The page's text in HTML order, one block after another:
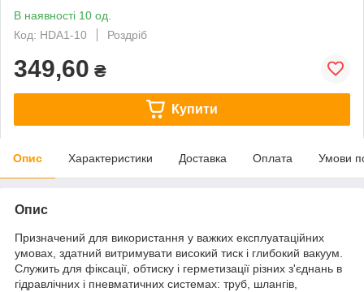
В наявності 10 од.
Код: HDA1-10
Роздріб
349,60 ₴
Купити
Опис Характеристики Доставка Оплата Умови
Опис
Призначений для використання у важких експлуатаційних
умовах, здатний витримувати високий тиск і глибокий вакуум.
Служить для фіксації, обтиску і герметизації різних з'єднань в
гідравлічних і пневматичних системах: труб, шлангів,